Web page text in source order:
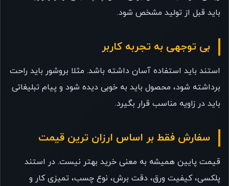
باید قبل از تولید مشخص شود.
بی توجهی به تجربه کاربر
استند باید استفاده آسان داشته باشد. مثلا بروشور باید راحت
برداشته شود، محصول باید به خوبی دیده شود و پیام تبلیغاتی
باید در زاویه مناسب قرار بگیرد.
سفارش فقط بر اساس ارزان ترین قیمت
قیمت پایین همیشه به معنی خرید بهتر نیست. در استند
پلکسی، کیفیت ورق، دقت برش، نوع چسب، تمیزی کار و